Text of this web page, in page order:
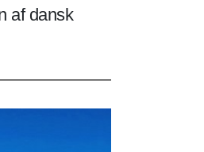
af dansk